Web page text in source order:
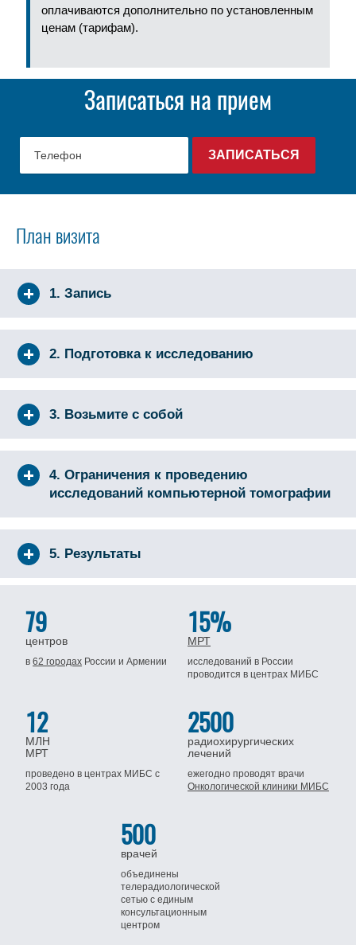
оплачиваются дополнительно по установленным
ценам (тарифам).
Записаться на прием
План визита
1. Запись
2. Подготовка к исследованию
3. Возьмите с собой
4. Ограничения к проведению
исследований компьютерной томографии
5. Результаты
79
центров
в62 городах Россиии Армении
15%
МРТ
исследований в России
проводится в центрах МИБС
12
МЛН
МРТ
проведено в центрах МИБСс
2003 года
2500
радиохирургических
лечений
ежегодно проводят врачи
Онкологической клиники МИБС
500
врачей
объединены
телерадиологической
сетью с единым
консультационным
центром